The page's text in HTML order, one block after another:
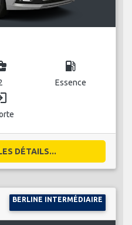
local_gas_station
Essence
DÉTAILS...
BERLINE INTERMÉDIAIRE